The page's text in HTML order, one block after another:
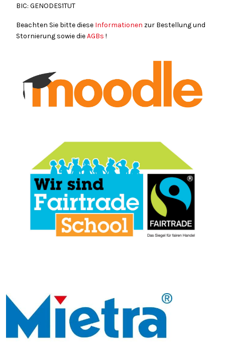
BIC: GENODES1TUT
Beachten Sie bitte diese Informationen zur Bestellung und
Stornierung sowie dieAGBs !